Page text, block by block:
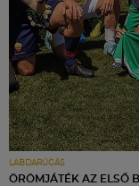
LABDARÚGÁS
ÖRÖMJÁTÉK AZ ELSŐ